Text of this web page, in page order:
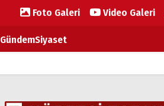
Foto Galeri Video Galeri
GündemSiyaset